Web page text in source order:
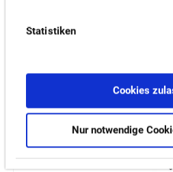
Statistiken
Cookies
Nur notwendige